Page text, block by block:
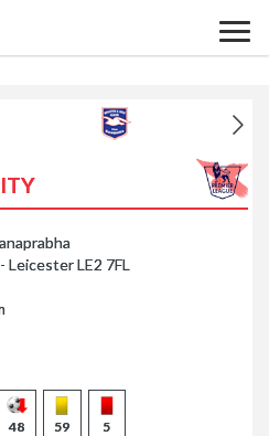
LE2 7FL
48 59 5